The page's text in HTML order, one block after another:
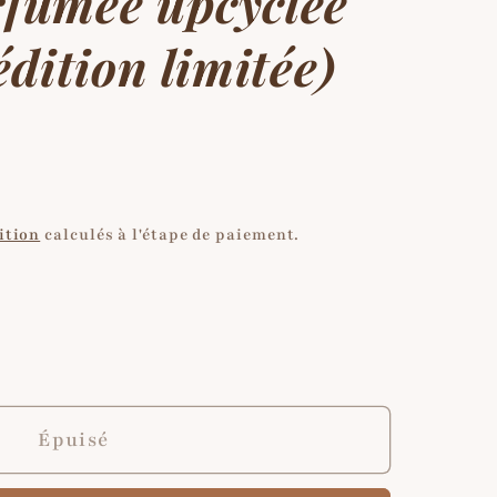
limitée)
calculés à l'étape de paiement.
Épuisé